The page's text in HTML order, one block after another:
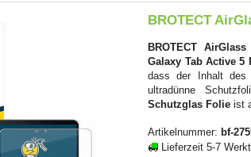
BROTECT
BROTECT
Galaxy Tab Active 5
dass der Inhalt des
ultradünne
Schutzglas Folie ist
Artikelnummer: bf-
Lieferzeit 5-7